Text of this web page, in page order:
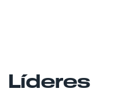
Líderes